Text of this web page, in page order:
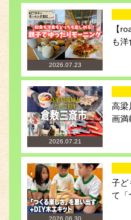
2026.07.23
【
も洋
2026.07.21
高梁
画満
2026.06.30
子ど
て「